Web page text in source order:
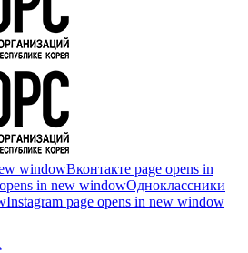
windowВконтакте page opens in
in new windowОдноклассники
Instagram page opens in new window